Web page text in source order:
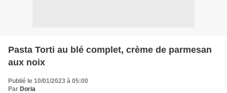
Pasta Torti au blé complet, crème de parmesan
aux noix
Publié le 10/01/2023 à 05:00
Par Doria